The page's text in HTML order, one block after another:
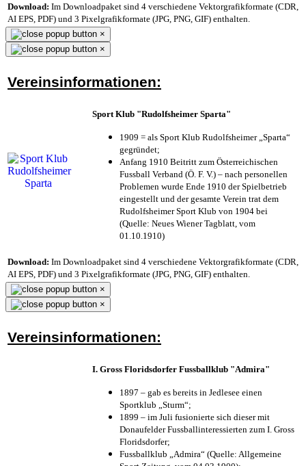
Download: Im Downloadpaket sind 4 verschiedene Vektorgrafikformate (CDR,
AI EPS, PDF) und 3 Pixelgrafikformate (JPG, PNG, GIF) enthalten.
×
×
Vereinsinformationen:
Sport Klub "Rudolfsheimer Sparta"
1909 = als Sport Klub Rudolfsheimer „Sparta“
gegründet;
Anfang 1910 Beitritt zum Österreichischen
Fussball Verband (Ö. F. V.) – nach personellen
Problemen wurde Ende 1910 der Spielbetrieb
eingestellt und der gesamte Verein trat dem
Rudolfsheimer Sport Klub von 1904 bei
(Quelle: Neues Wiener Tagblatt, vom
01.10.1910)
Download: Im Downloadpaket sind 4 verschiedene Vektorgrafikformate (CDR,
AI EPS, PDF) und 3 Pixelgrafikformate (JPG, PNG, GIF) enthalten.
×
×
Vereinsinformationen:
I. Gross Floridsdorfer Fussballklub "Admira"
1897 – gab es bereits in Jedlesee einen
Sportklub „Sturm“;
1899 – im Juli fusionierte sich dieser mit
Donaufelder Fussballinteressierten zum I. Gross
Floridsdorfer;
Fussballklub „Admira“ (Quelle: Allgemeine